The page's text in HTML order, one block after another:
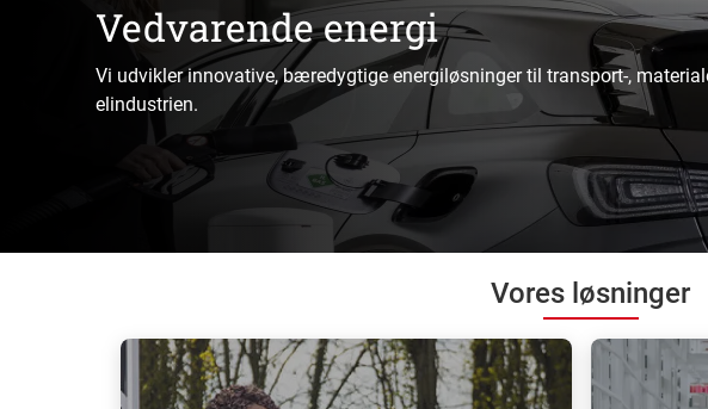
Vedvarende energi
Vi udvikler innovative, bæredygtige energiløsninger til transport-,
elindustrien.
Vores løsninger